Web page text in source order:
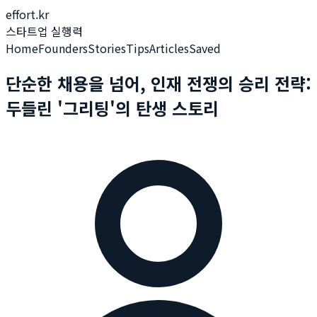
effort.kr
스타트업 실행력
HomeFoundersStoriesTipsArticlesSaved
단순한 채용을 넘어, 인재 전쟁의 승리 전략:
두들린 '그리팅'의 탄생 스토리